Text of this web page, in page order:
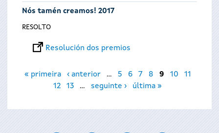
Nós tamén creamos! 2017
RESOLTO
Resolución dos premios
Páxinas
« primeira ‹ anterior … 5 6 7 8 9 10
11
12
13 … seguinte › última »